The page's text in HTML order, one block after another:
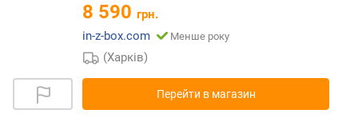
8 590 грн.
in-z-box.com
Менше року
(Харків)
Перейти в магазин